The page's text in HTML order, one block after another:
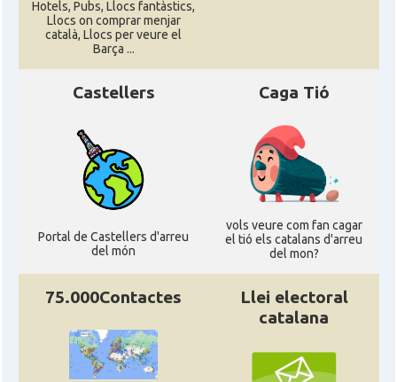
Hotels, Pubs, Llocs fantàstics,
Llocs on comprar menjar
català, Llocs per veure el
Barça ...
Castellers
Portal de Castellers d'arreu
del món
Caga Tió
vols veure com fan cagar
el tió els catalans d'arreu
del mon?
75.000Contactes
Llei electoral
catalana